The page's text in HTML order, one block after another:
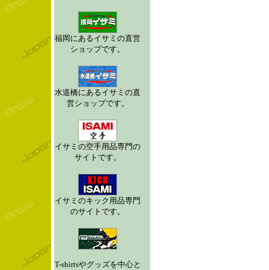
福岡にあるイサミの直営
ショップです。
水道橋にあるイサミの直
営ショップです。
イサミの空手用品専門の
サイトです。
イサミのキック用品専門
のサイトです。
T-shirtsやグッズを中心と